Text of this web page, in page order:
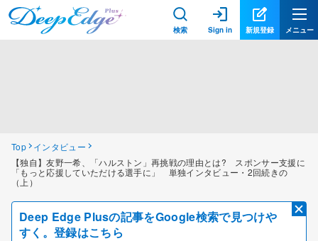
検索 Sign in 新規登録 メニュー
Top
インタビュー
【独自】友野一希、「ハルストン」再挑戦の理由とは? スポンサー支援に
「もっと応援していただける選手に」 単独インタビュー・2回続きの
（上）
Deep Edge Plusの記事をGoogle検索で見つけや
すく。登録はこちら